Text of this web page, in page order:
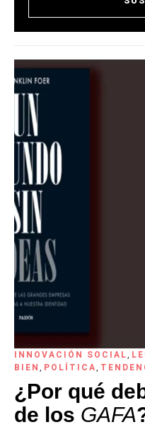
INNOVACIÓN SOCIAL,
BIEN , POLÍTICA,
¿Por qué
de los GAFA